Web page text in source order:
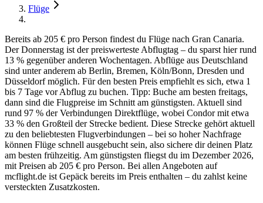
Flüge
Bereits ab 205 € pro Person findest du Flüge nach Gran Canaria.
Der Donnerstag ist der preiswerteste Abflugtag – du sparst hier rund
13 % gegenüber anderen Wochentagen. Abflüge aus Deutschland
sind unter anderem ab Berlin, Bremen, Köln/Bonn, Dresden und
Düsseldorf möglich. Für den besten Preis empfiehlt es sich, etwa 1
bis 7 Tage vor Abflug zu buchen. Tipp: Buche am besten freitags,
dann sind die Flugpreise im Schnitt am günstigsten. Aktuell sind
rund 97 % der Verbindungen Direktflüge, wobei Condor mit etwa
33 % den Großteil der Strecke bedient. Diese Strecke gehört aktuell
zu den beliebtesten Flugverbindungen – bei so hoher Nachfrage
können Flüge schnell ausgebucht sein, also sichere dir deinen Platz
am besten frühzeitig. Am günstigsten fliegst du im Dezember 2026,
mit Preisen ab 205 € pro Person. Bei allen Angeboten auf
mcflight.de ist Gepäck bereits im Preis enthalten – du zahlst keine
versteckten Zusatzkosten.